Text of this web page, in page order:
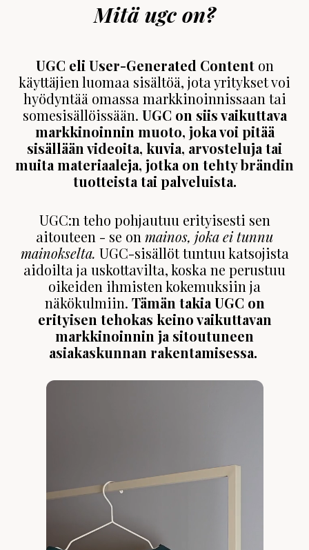
Mitä ugc on?
UGC eli User-Generated Content on
käyttäjien luomaa sisältöä, jota yritykset voi
hyödyntää omassa markkinoinnissaan tai
somesisällöissään. UGC on siis vaikuttava
markkinoinnin muoto, joka voi pitää
sisällään videoita, kuvia, arvosteluja tai
muita materiaaleja, jotka on tehty brändin
tuotteista tai palveluista.
UGC:n teho pohjautuu erityisesti sen
aitouteen - se on mainos, joka ei tunnu
mainokselta. UGC-sisällöt tuntuu katsojista
aidoilta ja uskottavilta, koska ne perustuu
oikeiden ihmisten kokemuksiin ja
näkökulmiin. Tämän takia UGC on
erityisen tehokas keino vaikuttavan
markkinoinnin ja sitoutuneen
asiakaskunnan rakentamisessa.